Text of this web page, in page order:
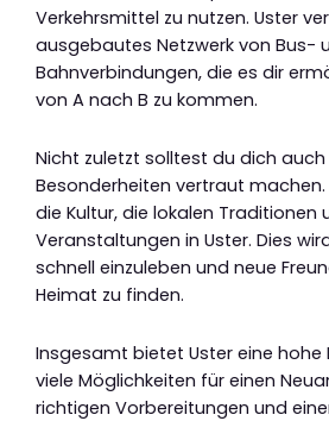
Verkehrsmittel zu nutzen. Uster
ausgebautes Netzwerk von Bus-
Bahnverbindungen, die es dir
von A nach B zu kommen.
Nicht zuletzt solltest du dich
Besonderheiten vertraut
die Kultur, die lokalen Traditionen
Veranstaltungen in Uster. Dies
schnell einzuleben und neue
Heimat zu finden.
Insgesamt bietet Uster eine
viele Möglichkeiten für einen
richtigen Vorbereitungen und